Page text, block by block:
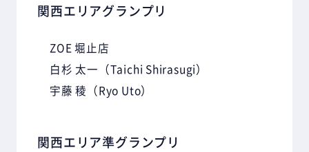
関西エリアグランプリ
ZOE 堀止店
白杉 太一 （Taichi Shirasugi）
宇藤 稜 （Ryo Uto）
関西エリア準グランプリ